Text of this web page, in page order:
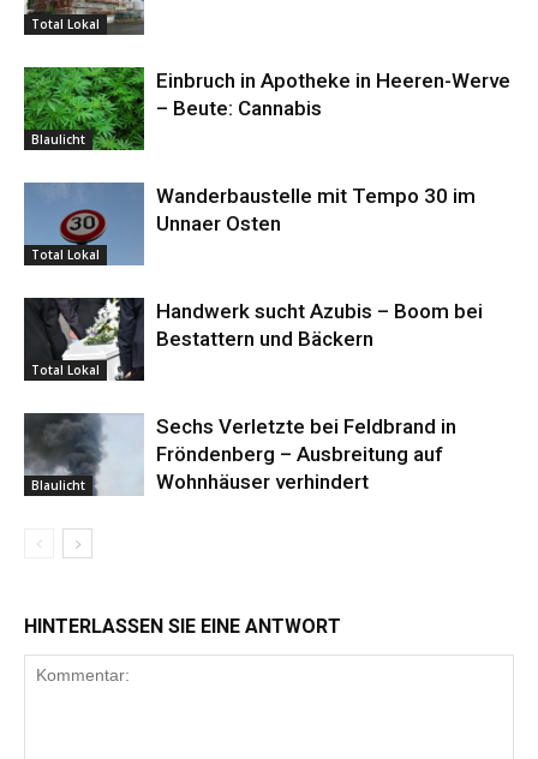
Total Lokal
Blaulicht
Einbruch in Apotheke in Heeren-Werve
– Beute: Cannabis
Total Lokal
Wanderbaustelle mit Tempo 30 im
Unnaer Osten
Total Lokal
Handwerk sucht Azubis – Boom bei
Bestattern und Bäckern
Blaulicht
Sechs Verletzte bei Feldbrand in
Fröndenberg – Ausbreitung auf
Wohnhäuser verhindert
HINTERLASSEN SIE EINE ANTWORT